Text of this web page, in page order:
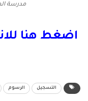
مدرسة
اضغط هنا
التسجيل الرسوم